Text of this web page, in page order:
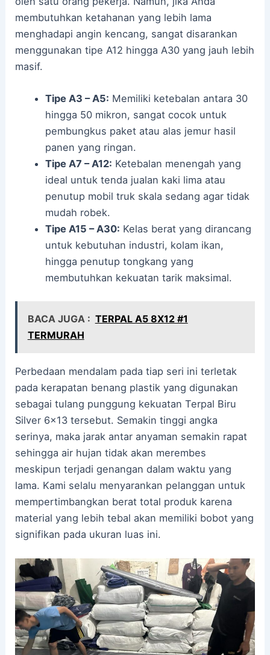
membutuhkan ketahanan yang lebih lama
menghadapi angin kencang, sangat disarankan
menggunakan tipe A12 hingga A30 yang jauh lebih
masif.
Tipe A3 – A5: Memiliki ketebalan antara 30
hingga 50 mikron, sangat cocok untuk
pembungkus paket atau alas jemur hasil
panen yang ringan.
Tipe A7 – A12: Ketebalan menengah yang
ideal untuk tenda jualan kaki lima atau
penutup mobil truk skala sedang agar tidak
mudah robek.
Tipe A15 – A30: Kelas berat yang dirancang
untuk kebutuhan industri, kolam ikan,
hingga penutup tongkang yang
membutuhkan kekuatan tarik maksimal.
BACA JUGA : TERPAL A5 8X12 #1
TERMURAH
Perbedaan mendalam pada tiap seri ini terletak
pada kerapatan benang plastik yang digunakan
sebagai tulang punggung kekuatan Terpal Biru
Silver 6×13 tersebut. Semakin tinggi angka
serinya, maka jarak antar anyaman semakin rapat
sehingga air hujan tidak akan merembes
meskipun terjadi genangan dalam waktu yang
lama. Kami selalu menyarankan pelanggan untuk
mempertimbangkan berat total produk karena
material yang lebih tebal akan memiliki bobot yang
signifikan pada ukuran luas ini.